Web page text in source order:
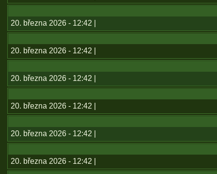
20. března 2026 - 12:42 |
20. března 2026 - 12:42 |
20. března 2026 - 12:42 |
20. března 2026 - 12:42 |
20. března 2026 - 12:42 |
20. března 2026 - 12:42 |